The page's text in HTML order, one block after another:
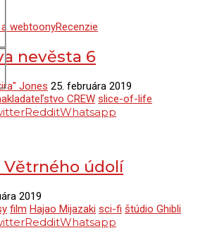
webtoonyRecenzie
nevěsta 6
Jones 25. februára 2019
CREW slice-of-life
RedditWhatsapp
Větrného údolí
2019
film Hajao Mijazaki sci-fi štúdio Ghibli
RedditWhatsapp